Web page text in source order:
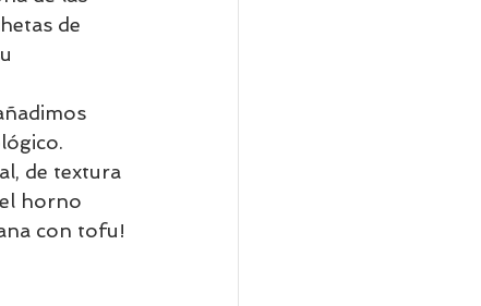
de
de textura
horno
con tofu!